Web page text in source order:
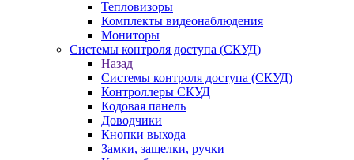
Тепловизоры
Комплекты видеонаблюдения
Мониторы
Системы контроля доступа (СКУД)
Назад
Системы контроля доступа (СКУД)
Контроллеры СКУД
Кодовая панель
Доводчики
Кнопки выхода
Замки, защелки, ручки